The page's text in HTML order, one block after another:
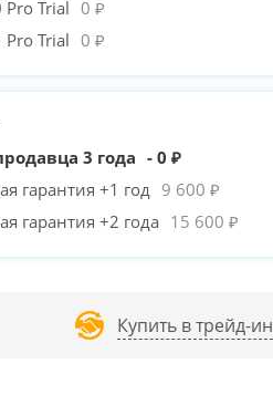
Trial 0 ₽
Trial 0 ₽
3 года - 0 ₽
гарантия +1 год 9 600 ₽
гарантия +2 года 15 600 ₽
Купить в трейд-ин